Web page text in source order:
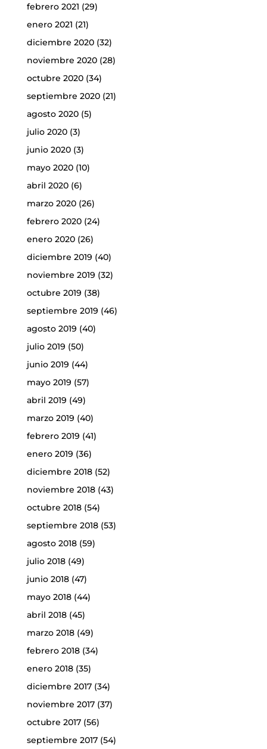
febrero 2021 (29)
enero 2021 (21)
diciembre 2020(32)
noviembre 2020(28)
octubre 2020(34)
septiembre 2020(21)
agosto 2020(5)
julio 2020(3)
junio 2020(3)
mayo 2020(10)
abril 2020(6)
marzo 2020(26)
febrero 2020(24)
enero 2020(26)
diciembre 2019 (40)
noviembre 2019 (32)
octubre 2019 (38)
septiembre 2019 (46)
agosto 2019 (40)
julio 2019 (50)
junio 2019 (44)
mayo 2019 (57)
abril 2019 (49)
marzo 2019 (40)
febrero 2019 (41)
enero 2019 (36)
diciembre 2018(52)
noviembre 2018(43)
octubre 2018(54)
septiembre 2018(53)
agosto 2018(59)
julio 2018(49)
junio 2018(47)
mayo 2018(44)
abril 2018(45)
marzo 2018(49)
febrero 2018(34)
enero 2018(35)
diciembre 2017(34)
noviembre 2017(37)
octubre 2017(56)
septiembre 2017(54)